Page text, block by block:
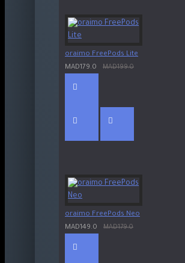
oraimo FreePods Lite
MAD179.0
MAD199.0
oraimo FreePods Neo
MAD149.0
MAD179.0